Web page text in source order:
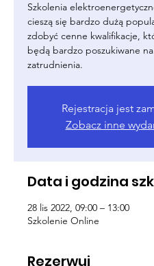
Szkolenia
cieszą się bardzo dużą
zdobyć cenne kwalifikacje,
będą bardzo poszukiwane
zatrudnienia.
Rejestracja jest
Zobacz inne
Data i godzina
28 lis 2022, 09:00 – 13:00
Szkolenie Online
Rezerwuj